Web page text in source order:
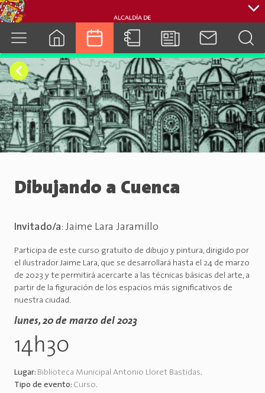
cuenca.gob.ec
Dibujando a Cuenca
Invitado/a: Jaime Lara Jaramillo
Participa de este curso gratuito de dibujo y pintura, dirigido por
el ilustrador Jaime Lara, que se desarrollará hasta el 24 de marzo
de 2023 y te permitirá acercarte a las técnicas básicas del arte, a
partir de la figuración de los espacios más significativos de
nuestra ciudad.
lunes, 20 de marzo del 2023
14h30
Lugar: Biblioteca Municipal Antonio Lloret Bastidas.
Tipo de evento: Curso.